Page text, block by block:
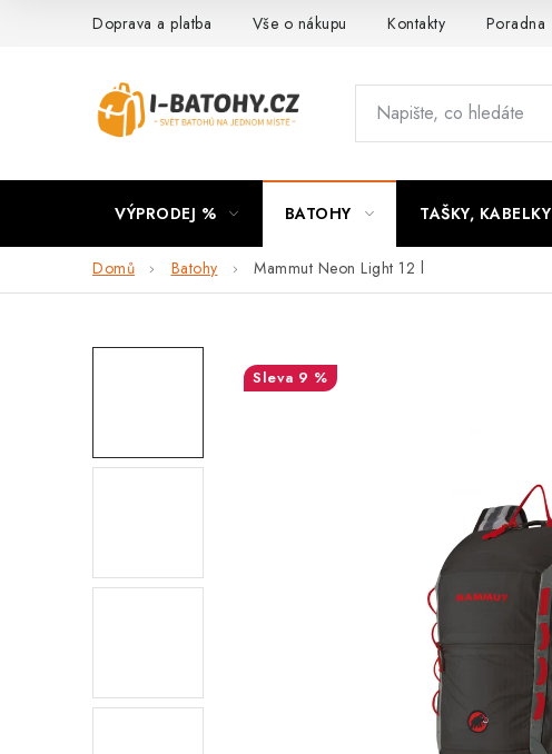
Doprava a platba Vše o nákupu Kontakty Poradna
VÝPRODEJ % BATOHY TAŠKY, KABELKY
Domů Batohy Mammut Neon Light 12 l
9 %